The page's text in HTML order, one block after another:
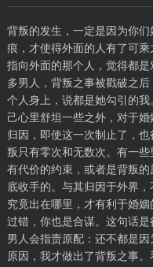
背叛的发生，一定是因为你
痕，才使得外面的人有了可
指向外面的那个人，觉得都
多男人，背叛之事被戳破之
个人身上，说都是她勾引的
己心里舒坦一些之外，对于
归因，即使这一次制止了，
叛只有零次和无数次。有一
有代价的约束，或者是背叛
底收手的。与其归因于外界
究竟出在哪里，才有利于婚
过错，你也是合谋。这句话
男人会指责原配：还不都是
原因，我才做出了背叛之事